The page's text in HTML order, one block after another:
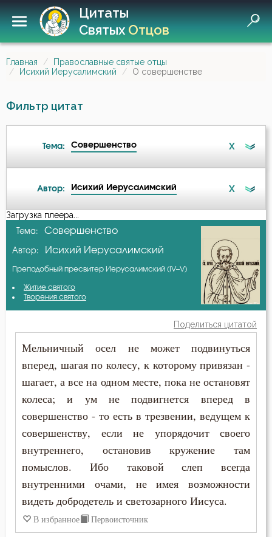
Цитаты
СвятыхОтцов
Главная
Православные святые отцы
Исихий Иерусалимский
О совершенстве
Фильтр цитат
Тема: Совершенство X
Беспечность
Благочестие
Бог
Борьба
Гордость
Грех
Добродетель
Душа
Автор: Исихий Иерусалимский X
А-я
Авва Дорофей
Амвросий Оптинский (Гренков)
Антоний Великий
Василий Великий
Григорий Богослов
Григорий Нисский
Диадох
Ефрем Сирин
Игнатий Брянчанинов
Загрузка плеера...
Тема: Совершенство
Автор: Исихий Иерусалимский
Преподобный пресвитер Иерусалимский (IV–V)
Житие святого
Творения святого
Поделиться цитатой
Мельничный осел не может подвинуться
вперед, шагая по колесу, к которому привязан -
шагает, а все на одном месте, пока не остановят
колеса; и ум не подвигнется вперед в
совершенство - то есть в трезвении, ведущем к
совершенству, если не упорядочит своего
внутреннего, остановив кружение там
помыслов. Ибо таковой слеп всегда
внутренними очами, не имея возможности
видеть добродетель и светозарного Иисуса.
В избранное Первоисточник